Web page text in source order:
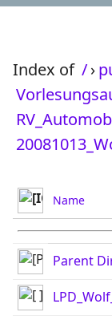
Index of /›
Name
Parent